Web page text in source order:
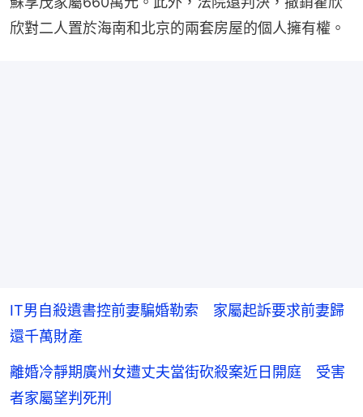
欣對二人置於海南和北京的兩套房屋的個人擁有權。
IT男自殺遺書控前妻騙婚勒索 家屬起訴要求前妻歸
還千萬財產
離婚冷靜期廣州女遭丈夫當街砍殺案近日開庭 受害
者家屬望判死刑